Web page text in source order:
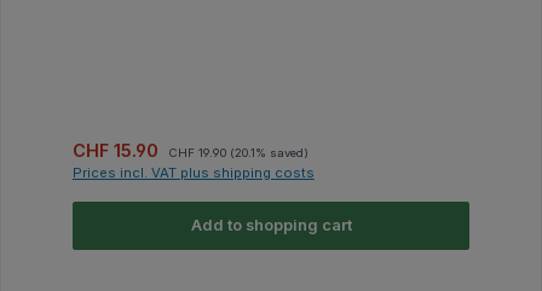
Sale price:
CHF 15.90 CHF 19.90 (20.1% saved)
Prices incl. VAT plus shipping costs
Add to shopping cart